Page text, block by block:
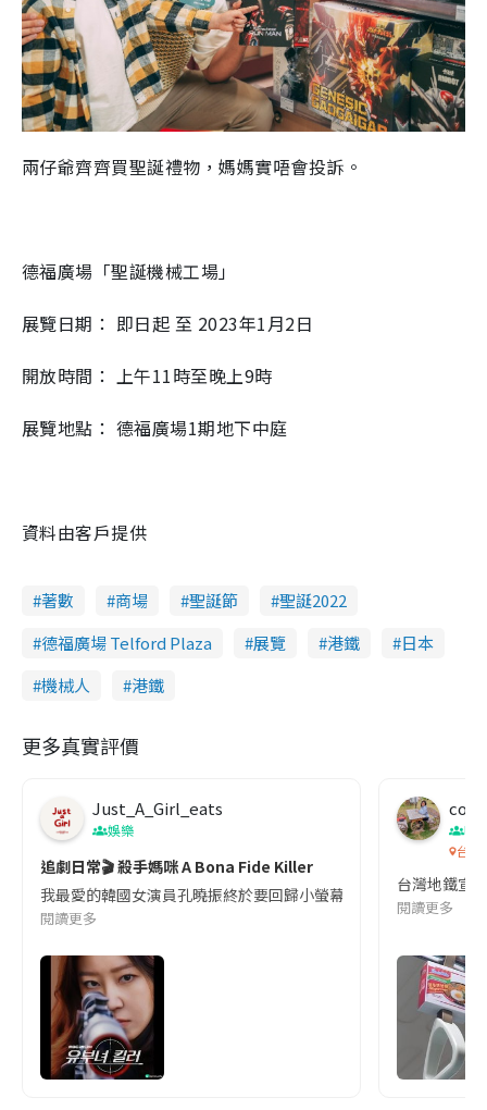
兩仔爺齊齊買聖誕禮物，媽媽實唔會投訴。
德福廣場「聖誕機械工場」
展覽日期： 即日起 至 2023年1月2日
開放時間： 上午11時至晚上9時
展覽地點： 德福廣場1期地下中庭
資料由客戶提供
著數 商場 聖誕節
聖誕2022
德福廣場 Telford Plaza
展覽 港鐵
日本
機械人
港鐵
更多真實評價
Just_A_Girl_eats
娛樂
追劇日常🎬 殺手媽咪 A Bona Fide Killer
我最愛的韓國女演員孔曉振終於要回歸小螢幕啦!這次的劇本改編
閱讀更多
co
吹
台灣
台灣地鐵宣
閱讀更多